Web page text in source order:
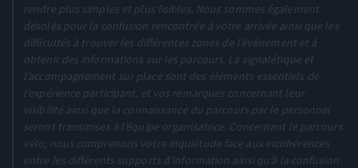
rendre plus simples et plus lisibles. Nous sommes également
désolés pour la confusion rencontrée à votre arrivée ainsi que les
difficultés à trouver les différentes zones de l’événement et à
obtenir des informations sur les parcours. La signalétique et
l’accompagnement sur place sont des éléments essentiels de
l’expérience participant, et vos remarques concernant leur
visibilité ainsi que la connaissance du parcours par le personnel
seront transmises à l’équipe organisatrice. Concernant le parcours
vélo, nous comprenons votre inquiétude face aux incohérences
entre les différents supports d’information ainsi qu’à la confusion